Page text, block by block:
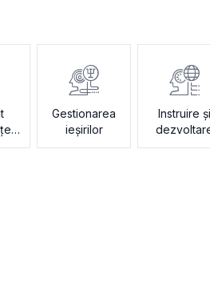
Gestionarea
ieșirilor
Instruire și